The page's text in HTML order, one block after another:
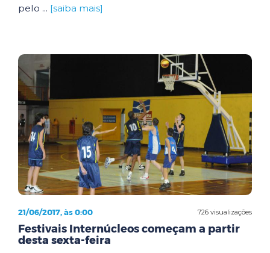
pelo ... [saiba mais]
726 visualizações
21/06/2017, às 0:00
Festivais Internúcleos começam a partir
desta sexta-feira